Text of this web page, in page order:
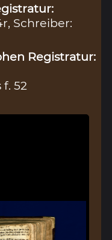
Schreiber:
Registratur:
52